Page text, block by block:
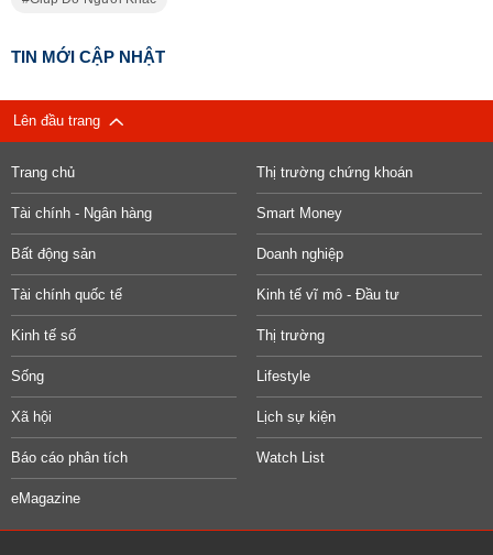
TIN MỚI CẬP NHẬT
Lên đầu trang
Trang chủ Thị trường chứng khoán
Tài chính - Ngân hàng Smart Money
Bất động sản Doanh nghiệp
Tài chính quốc tế Kinh tế vĩ mô - Đầu tư
Kinh tế số Thị trường
Sống Lifestyle
Xã hội Lịch sự kiện
Báo cáo phân tích Watch List
eMagazine